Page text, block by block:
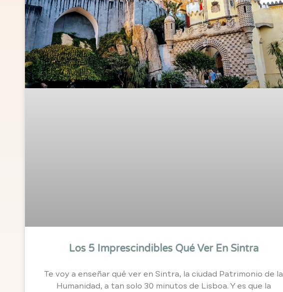
Los 5 Imprescindibles Qué Ver En Sintra
Te voy a enseñar qué ver en Sintra, la ciudad Patrimonio de la
Humanidad, a tan solo 30 minutos de Lisboa. Y es que la